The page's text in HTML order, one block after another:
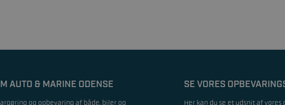
AUTO & MARINE ODENSE
og opbevaring af både, biler og
SE VORES
Her kan du se et udsnit af